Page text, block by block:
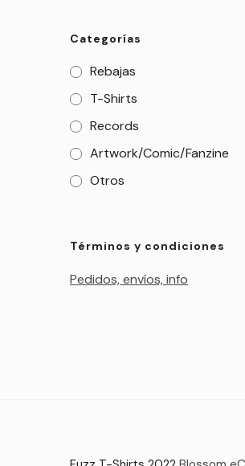
Categorías
Rebajas
T-Shirts
Records
Artwork/Comic/Fanzine
Otros
Términos y condiciones
Pedidos, envíos, info